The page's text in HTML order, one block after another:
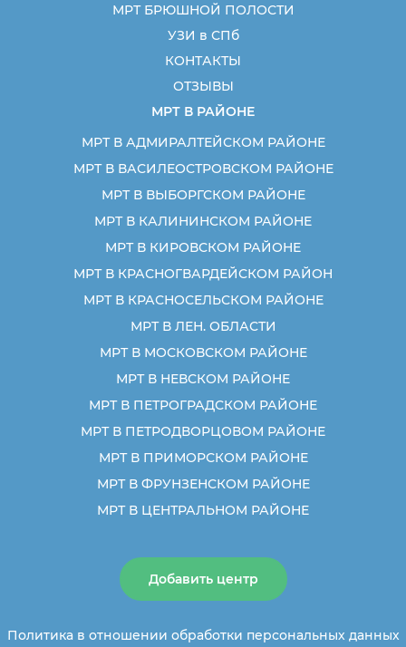
МРТ БРЮШНОЙ ПОЛОСТИ
УЗИ в СПб
КОНТАКТЫ
ОТЗЫВЫ
МРТ В РАЙОНЕ
МРТ В АДМИРАЛТЕЙСКОМ РАЙОНЕ
МРТ В ВАСИЛЕОСТРОВСКОМ РАЙОНЕ
МРТ В ВЫБОРГСКОМ РАЙОНЕ
МРТ В КАЛИНИНСКОМ РАЙОНЕ
МРТ В КИРОВСКОМ РАЙОНЕ
МРТ В КРАСНОГВАРДЕЙСКОМ РАЙОН
МРТ В КРАСНОСЕЛЬСКОМ РАЙОНЕ
МРТ В ЛЕН. ОБЛАСТИ
МРТ В МОСКОВСКОМ РАЙОНЕ
МРТ В НЕВСКОМ РАЙОНЕ
МРТ В ПЕТРОГРАДСКОМ РАЙОНЕ
МРТ В ПЕТРОДВОРЦОВОМ РАЙОНЕ
МРТ В ПРИМОРСКОМ РАЙОНЕ
МРТ В ФРУНЗЕНСКОМ РАЙОНЕ
МРТ В ЦЕНТРАЛЬНОМ РАЙОНЕ
Добавить центр
Политика в отношении обработки персональных данных